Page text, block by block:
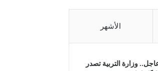
الأشهر
وزارة التربية تصدر